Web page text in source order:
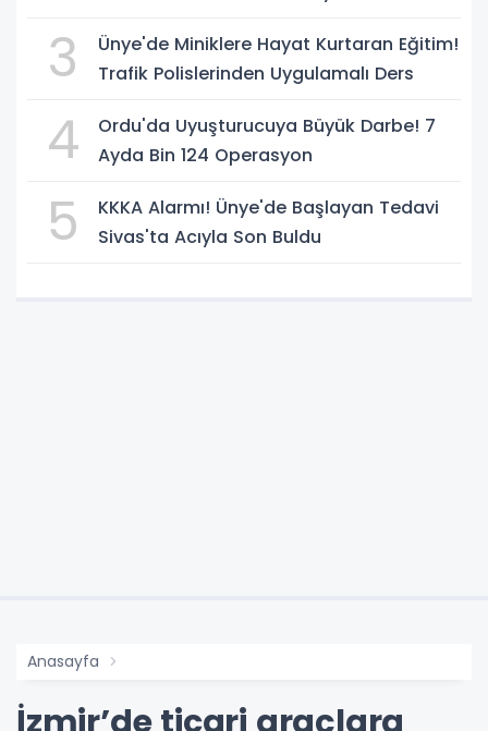
3
Ünye'de Miniklere Hayat Kurtaran Eğitim!
Trafik Polislerinden Uygulamalı Ders
4
Ordu'da Uyuşturucuya Büyük Darbe! 7
Ayda Bin 124 Operasyon
5
KKKA Alarmı! Ünye'de Başlayan Tedavi
Sivas'ta Acıyla Son Buldu
Anasayfa